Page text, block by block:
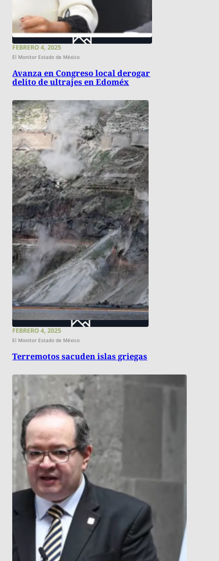
FEBRERO 4, 2025
El Monitor Estado de México
Avanza en Congreso local derogar
delito de ultrajes en Edoméx
FEBRERO 4, 2025
El Monitor Estado de México
Terremotos sacuden islas griegas